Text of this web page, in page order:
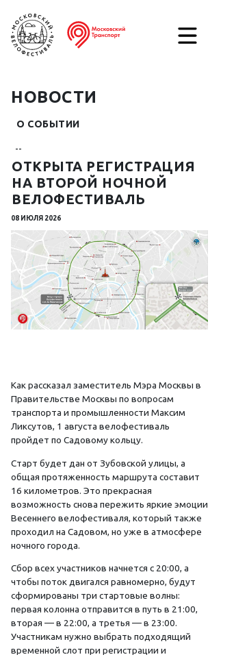
НОВОСТИ
О СОБЫТИИ
--
ОТКРЫТА РЕГИСТРАЦИЯ
НА ВТОРОЙ НОЧНОЙ
ВЕЛОФЕСТИВАЛЬ
08 ИЮЛЯ 2026
Как рассказал заместитель Мэра Москвы в
Правительстве Москвы по вопросам
транспорта и промышленности Максим
Ликсутов, 1 августа велофестиваль
пройдет по Садовому кольцу.
Старт будет дан от Зубовской улицы, а
общая протяженность маршрута составит
16 километров. Это прекрасная
возможность снова пережить яркие эмоции
Весеннего велофестиваля, который также
проходил на Садовом, но уже в атмосфере
ночного города.
Сбор всех участников начнется с 20:00, а
чтобы поток двигался равномерно, будут
сформированы три стартовые волны:
первая колонна отправится в путь в 21:00,
вторая — в 22:00, а третья — в 23:00.
Участникам нужно выбрать подходящий
временной слот при регистрации и